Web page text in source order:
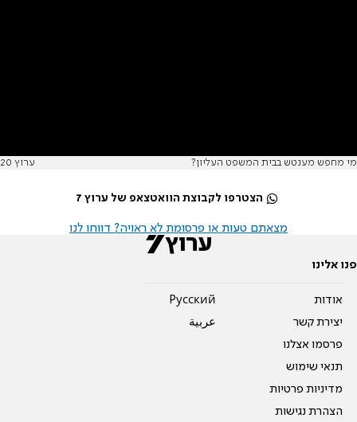
מי מחפש מענטש בבית המשפט העליון? ערוץ 20
הצטרפו לקבוצת הוואטצאפ של ערוץ 7
מצאתם טעות או פרסומת לא ראויה? דווחו לנו
פנו אלינו
אודות
יצירת קשר
פרסמו אצלנו
תנאי שימוש
מדיניות פרטיות
הצהרת נגישות
Pусский
عربية